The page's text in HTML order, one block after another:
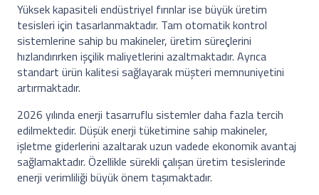
Yüksek kapasiteli endüstriyel fırınlar ise büyük üretim
tesisleri için tasarlanmaktadır. Tam otomatik kontrol
sistemlerine sahip bu makineler, üretim süreçlerini
hızlandırırken işçilik maliyetlerini azaltmaktadır. Ayrıca
standart ürün kalitesi sağlayarak müşteri memnuniyetini
artırmaktadır.
2026 yılında enerji tasarruflu sistemler daha fazla tercih
edilmektedir. Düşük enerji tüketimine sahip makineler,
işletme giderlerini azaltarak uzun vadede ekonomik avantaj
sağlamaktadır. Özellikle sürekli çalışan üretim tesislerinde
enerji verimliliği büyük önem taşımaktadır.